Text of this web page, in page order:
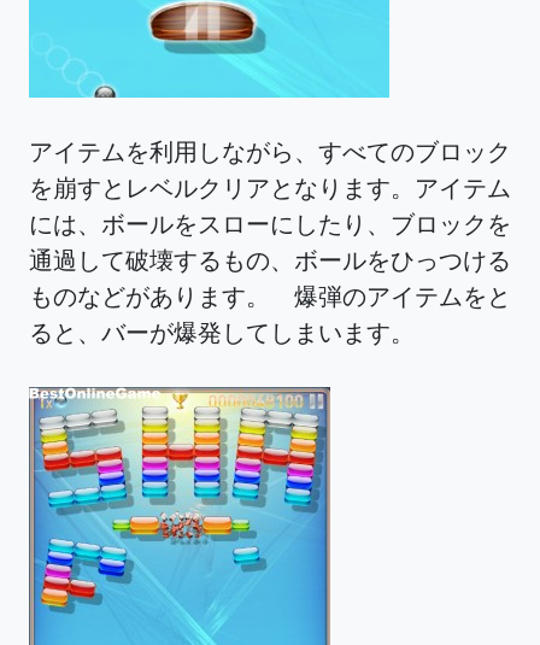
アイテムを利用しながら、すべてのブロック
を崩すとレベルクリアとなります。アイテム
には、ボールをスローにしたり、ブロックを
通過して破壊するもの、ボールをひっつける
ものなどがあります。 爆弾のアイテムをと
ると、バーが爆発してしまいます。